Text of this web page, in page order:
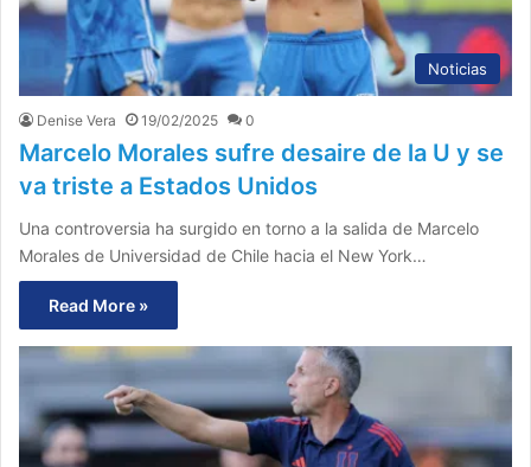
Noticias
Denise Vera 19/02/2025 0
Marcelo Morales sufre desaire de la U y se
va triste a Estados Unidos
Una controversia ha surgido en torno a la salida de Marcelo
Morales de Universidad de Chile hacia el New York…
Read More »